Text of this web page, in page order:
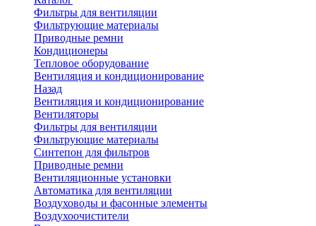
Фильтры для вентиляции
Фильтрующие материалы
Приводные ремни
Кондиционеры
Тепловое оборудование
Вентиляция и кондиционирование
Назад
Вентиляция и кондиционирование
Вентиляторы
Фильтры для вентиляции
Фильтрующие материалы
Синтепон для фильтров
Приводные ремни
Вентиляционные установки
Автоматика для вентиляции
Воздуховоды и фасонные элементы
Воздухоочистители